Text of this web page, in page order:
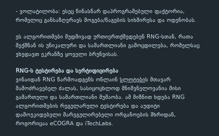
- ვოლატილობა: ესეც წინასწარ დაპროგრამებული ფაქტორია,
რომელიც განსაზღვრავს მოგება/წაგების სიხშირესა და ოდენობას.
ეს ალგორითმები მუდმივად ურთიერთქმედებენ RNG-სთან, რათა
შექმნან ის უნიკალური და სამართლიანი გამოცდილება, რომელსაც
ვხედავთ ეკრანზე ყოველი ბრუნვისას.
RNG-ს ტესტირება და სერტიფიცირება
ვინაიდან RNG წარმოადგენს ონლაინ სლოტების მთავარ
მამოძრავებელ ძალას, სასიცოცხლოდ მნიშვნელოვანია მისი
გამართული და სამართლიანი მუშაობა. ამ მიზნით ხდება RNG
ალგორითმების რეგულარული ტესტირება და აუდიტი
დამოუკიდებელი მარეგულირებელი ორგანოების მხრიდან,
როგორიცაა eCOGRA და iTechLabs.